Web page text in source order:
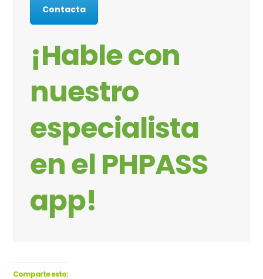
Contacta
¡Hable con
nuestro
especialista
en el PHPASS
app!
Comparte esto: